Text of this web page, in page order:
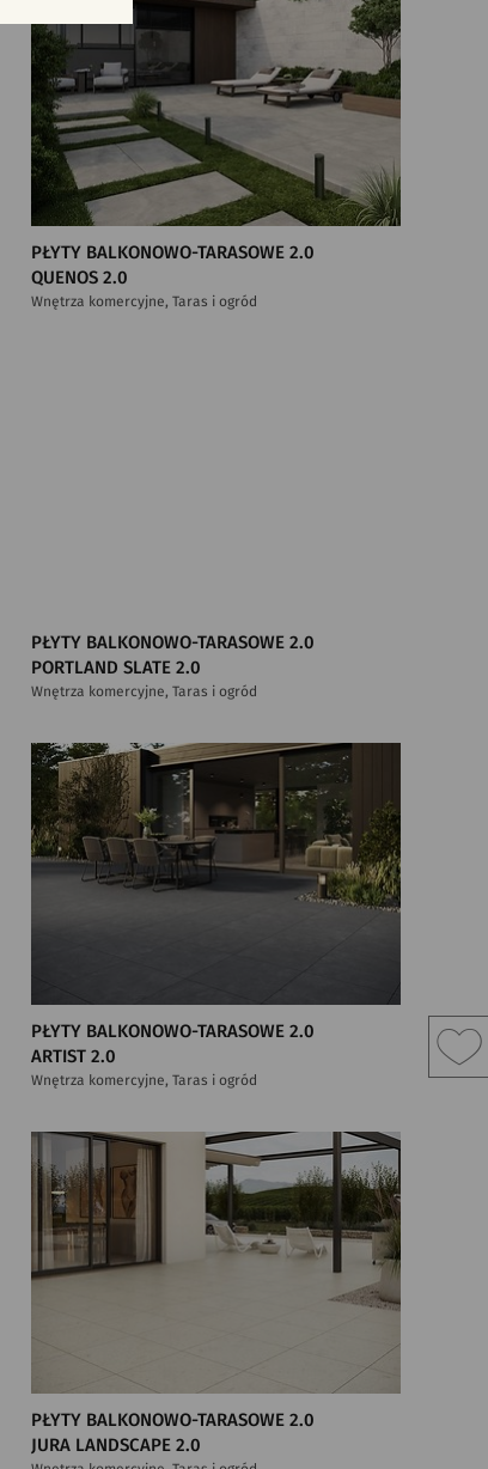
PŁYTY BALKONOWO-TARASOWE 2.0
QUENOS 2.0
Wnętrza komercyjne, Taras i ogród
PŁYTY BALKONOWO-TARASOWE 2.0
PORTLAND SLATE 2.0
Wnętrza komercyjne, Taras i ogród
PŁYTY BALKONOWO-TARASOWE 2.0
ARTIST 2.0
Wnętrza komercyjne, Taras i ogród
PŁYTY BALKONOWO-TARASOWE 2.0
JURA LANDSCAPE 2.0